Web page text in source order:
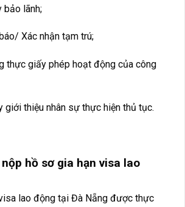
bảo lãnh;
Xác nhận tạm trú;
thực giấy phép hoạt động của công
giới thiệu nhân sự thực hiện thủ tục.
hồ sơ gia hạn visa lao
lao động tại Đà Nẵng được thực